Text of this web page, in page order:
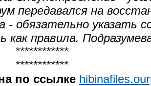
передавался на
- обязательно указать
как правила.
************
************
по ссылке